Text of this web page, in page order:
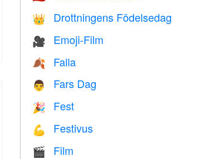
👑 Drottningens Födelsedag
🎥 Emoji-Film
🍂 Falla
👨 Fars Dag
🎉 Fest
💪 Festivus
🎬 Film